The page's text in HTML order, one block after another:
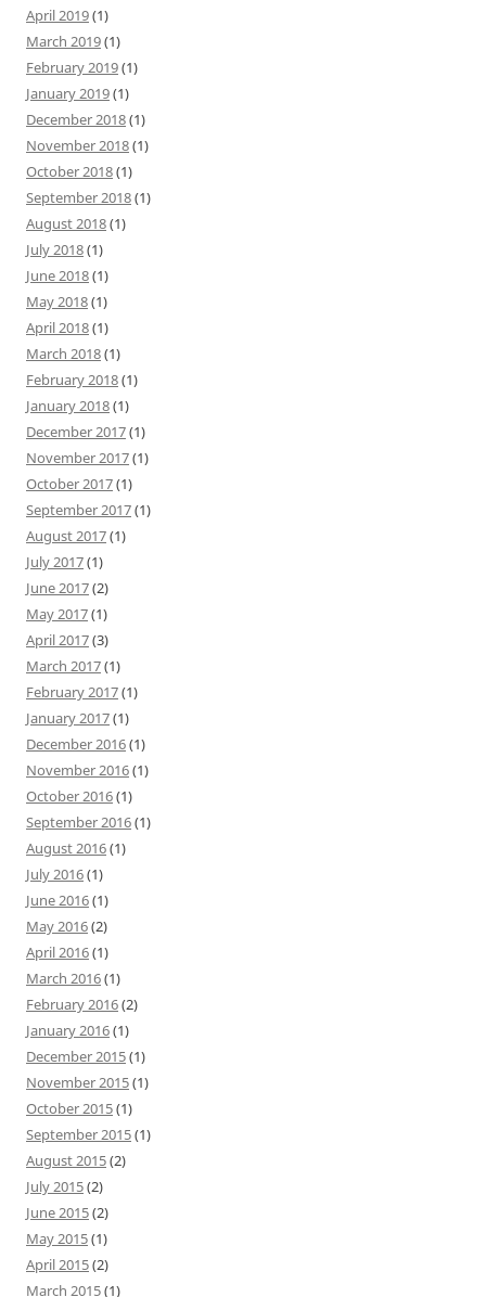
April 2019(1)
March 2019(1)
February 2019(1)
January 2019(1)
December 2018(1)
November 2018(1)
October 2018(1)
September 2018(1)
August 2018(1)
July 2018(1)
June 2018(1)
May 2018(1)
April 2018(1)
March 2018(1)
February 2018(1)
January 2018(1)
December 2017(1)
November 2017(1)
October 2017(1)
September 2017(1)
August 2017(1)
July 2017(1)
June 2017(2)
May 2017(1)
April 2017(3)
March 2017(1)
February 2017(1)
January 2017(1)
December 2016(1)
November 2016(1)
October 2016(1)
September 2016(1)
August 2016(1)
July 2016(1)
June 2016(1)
May 2016(2)
April 2016(1)
March 2016(1)
February 2016(2)
January 2016(1)
December 2015(1)
November 2015(1)
October 2015(1)
September 2015(1)
August 2015(2)
July 2015(2)
June 2015(2)
May 2015(1)
April 2015(2)
March 2015(1)